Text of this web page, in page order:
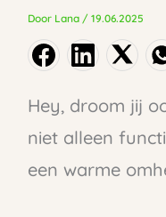
Door Lana / 19.06.2025
Hey, droom jij
niet alleen
een warme